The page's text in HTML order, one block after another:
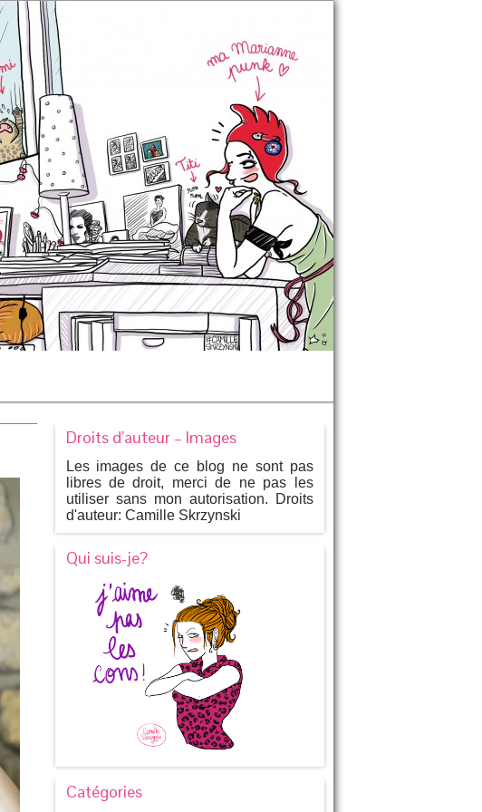
Droits d’auteur – Images
Les images de ce blog ne sont pas
libres de droit, merci de ne pas les
utiliser sans mon autorisation. Droits
d'auteur: Camille Skrzynski
Qui suis-je?
Catégories